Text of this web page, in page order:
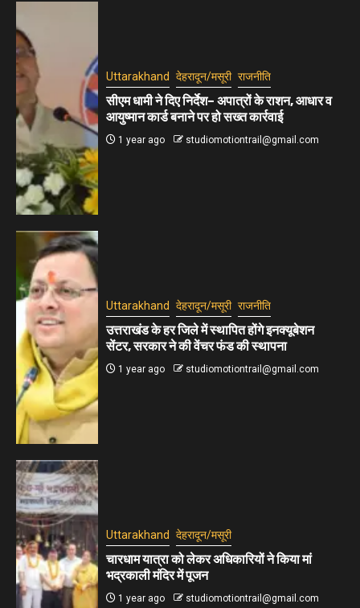
Uttarakhand देहरादून/मसूरी राजनीति
सीएम धामी ने दिए निर्देश– अपात्रों के राशन, आधार व
आयुष्मान कार्ड बनाने पर हो सख्त कार्रवाई
1 year ago studiomotiontrail@gmail.com
Uttarakhand देहरादून/मसूरी राजनीति
उत्तराखंड के हर जिले में स्थापित होंगे इनक्यूबेशन
सेंटर, सरकार ने की वेंचर फंड की स्थापना
1 year ago studiomotiontrail@gmail.com
Uttarakhand देहरादून/मसूरी
चारधाम यात्रा को लेकर अधिकारियों ने किया मां
भद्रकाली मंदिर में पूजन
1 year ago studiomotiontrail@gmail.com